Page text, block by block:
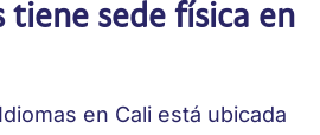
tiene sede física en
en Cali está ubicada